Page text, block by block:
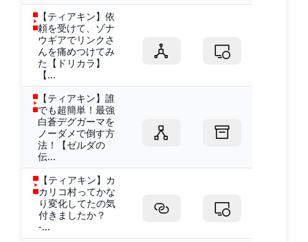
【ティアキン】依
頼を受けて、ゾナ
ウギアでリンクさ
んを痛めつけてみ
た【ドリカラ】
【...
【ティアキン】誰
でも超簡単！最強
白蒼デグガーマを
ノーダメで倒す方
法！【ゼルダの
伝...
【ティアキン】カ
カリコ村ってかな
り変化してたの気
付きましたか？
-...